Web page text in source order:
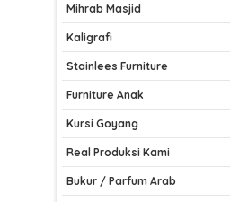
Mihrab Masjid
Kaligrafi
Stainlees Furniture
Furniture Anak
Kursi Goyang
Real Produksi Kami
Bukur / Parfum Arab